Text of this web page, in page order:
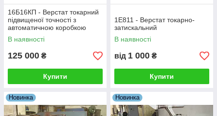
16Б16КП - Верстат токарний
підвищеної точності з
автоматичною коробкою
передач
В наявності
125 000 ₴
Купити
1Е811 - Верстат токарно-
затискальний
В наявності
від 1 000 ₴
Купити
Новинка Новинка